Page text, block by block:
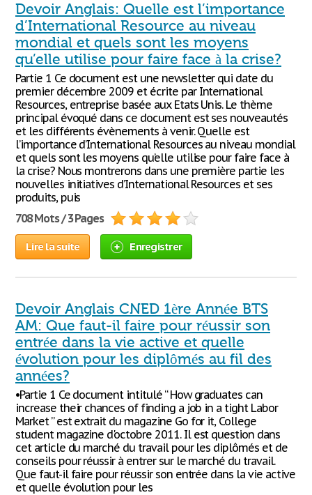
Devoir Anglais: Quelle est l’importance
d’International Resource au niveau
mondial et quels sont les moyens
qu’elle utilise pour faire face à la crise?
Partie 1 Ce document est une newsletter qui date du
premier décembre 2009 et écrite par International
Resources, entreprise basée aux Etats Unis. Le thème
principal évoqué dans ce document est ses nouveautés
et les différents évènements à venir. Quelle est
l’importance d’International Resources au niveau mondial
et quels sont les moyens qu’elle utilise pour faire face à
la crise? Nous montrerons dans une première partie les
nouvelles initiatives d’International Resources et ses
produits, puis
708 Mots / 3 Pages
Lire la suite Enregistrer
Devoir Anglais CNED 1ère Année BTS
AM: Que faut-il faire pour réussir son
entrée dans la vie active et quelle
évolution pour les diplômés au fil des
années?
•Partie 1 Ce document intitulé “ How graduates can
increase their chances of finding a job in a tight Labor
Market ” est extrait du magazine Go for it, College
student magazine d'octobre 2011. Il est question dans
cet article du marché du travail pour les diplômés et de
conseils pour réussir à entrer sur le marché du travail.
Que faut-il faire pour réussir son entrée dans la vie active
et quelle évolution pour les